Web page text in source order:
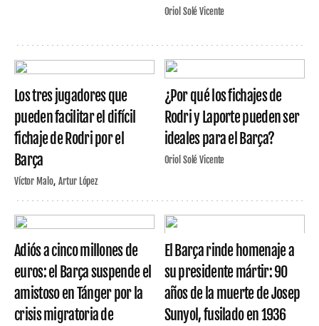
Oriol Solé Vicente
Los tres jugadores que
pueden facilitar el difícil
fichaje de Rodri por el
Barça
Víctor Malo Artur López
¿Por qué los fichajes de
Rodri y Laporte pueden ser
ideales para el Barça?
Oriol Solé Vicente
Adiós a cinco millones de
euros: el Barça suspende el
amistoso en Tánger por la
crisis migratoria de
El Barça rinde homenaje a
su presidente mártir: 90
años de la muerte de Josep
Sunyol, fusilado en 1936